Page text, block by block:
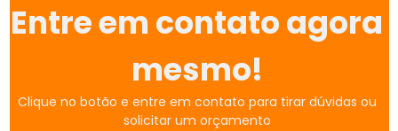
Entre em contato agora
mesmo!
Clique no botão e entre em contato para tirar dúvidas ou
solicitar um orçamento